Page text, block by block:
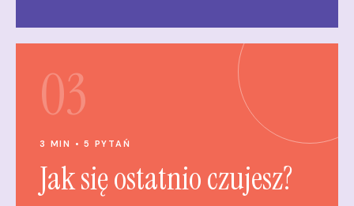
03
3 MIN • 5 PYTAŃ
Jak się ostatnio czujesz?